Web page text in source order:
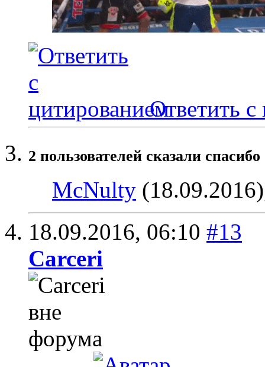
Ответить с
2 пользователей сказали
McNulty
18.09.2016, 06:10 #13
Carceri